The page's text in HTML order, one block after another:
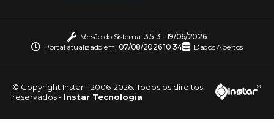
Versão do Sistema: 3.5.3 - 19/06/2026
Portal atualizado em: 07/08/2026 10:34 Dados Abertos
© Copyright Instar - 2006-2026. Todos os direitos
reservados - Instar Tecnologia